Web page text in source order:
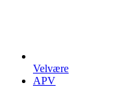
Velvære
APV